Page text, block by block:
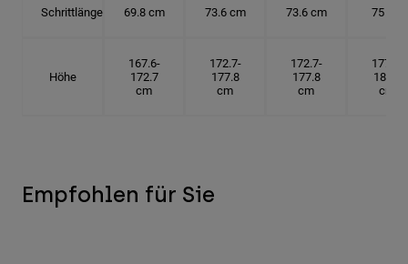
Schrittlänge 69.8 cm 73.6 cm 73.6 cm 75 cm
Höhe
167.6-
172.7
cm
172.7-
177.8
cm
172.7-
177.8
cm
177.8-
182.9
cm
Empfohlen für Sie